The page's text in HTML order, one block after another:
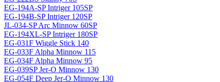
EG-194A-SP Intriger 105SP
EG-194B-SP Intriger 120SP
JL-034-SP Arc Minnow 60SP
EG-194XL-SP Intriger 180SP
EG-031F Wiggle Stick 140
EG-033F Alpha Minnow 115
EG-034F Alpha Minnow 95
EG-039SP Jer-O Minnow 130
EG-054F Deep Jer-O Minnow 130